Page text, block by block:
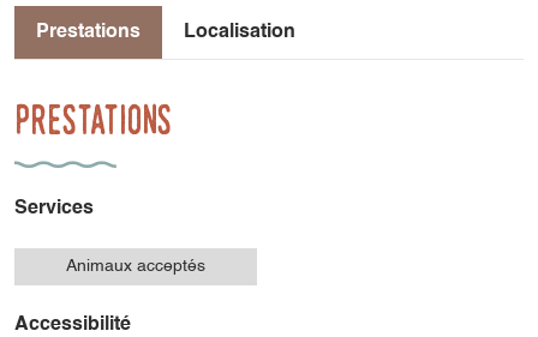
Prestations Localisation
Prestations
Services
Animaux acceptés
Accessibilité